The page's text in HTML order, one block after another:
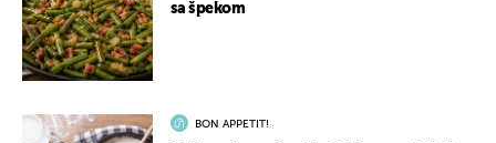
sa špekom
BON APPETIT!